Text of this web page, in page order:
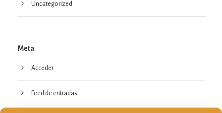
Uncategorized
Meta
Acceder
Feed de entradas